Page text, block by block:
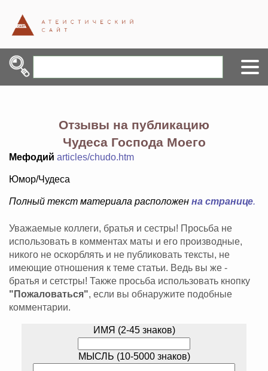
Отзывы на публикацию
Чудеса Господа Моего
Мефодий articles/chudo.htm
Юмор/Чудеса
Полный текст материала расположен на странице.
Уважаемые коллеги, братья и сестры! Просьба не
использовать в комментах маты и его производные,
никого не оскорблять и не публиковать тексты, не
имеющие отношения к теме статьи. Ведь вы же -
братья и сетстры! Также просьба использовать кнопку
"Пожаловаться", если вы обнаружите подобные
комментарии.
ИМЯ (2-45 знаков)
МЫСЛЬ (10-5000 знаков)